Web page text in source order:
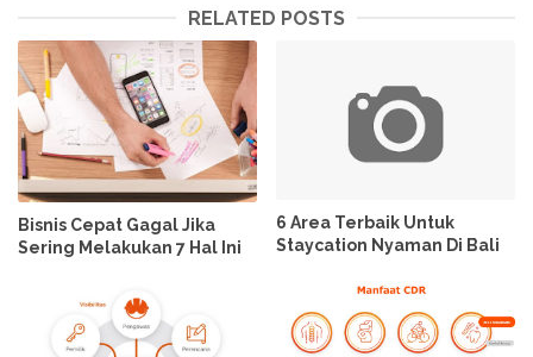
RELATED POSTS
Bisnis Cepat Gagal Jika
Sering Melakukan 7 Hal Ini
6 Area Terbaik Untuk
Staycation Nyaman Di Bali